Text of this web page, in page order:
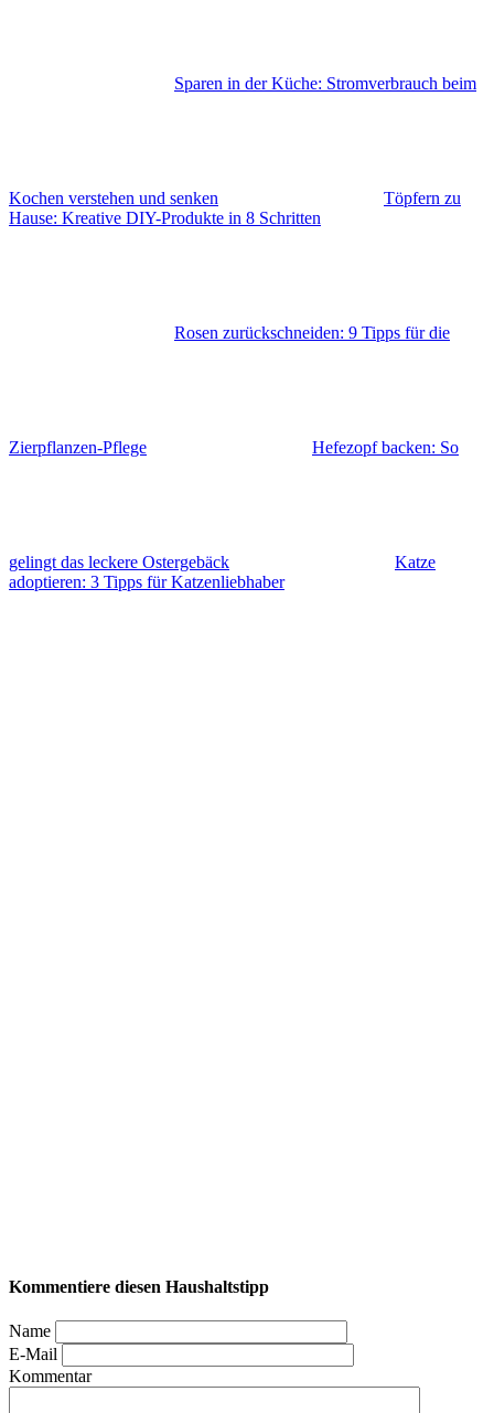
Sparen in der Küche: Stromverbrauch beim
Kochen verstehen und senken
Töpfern zu
Hause: Kreative DIY-Produkte in 8 Schritten
Rosen zurückschneiden: 9 Tipps für die
Zierpflanzen-Pflege Hefezopf backen: So
gelingt das leckere Ostergebäck
Katze
adoptieren: 3 Tipps für Katzenliebhaber
Kommentiere diesen Haushaltstipp
Name
E-Mail
Kommentar